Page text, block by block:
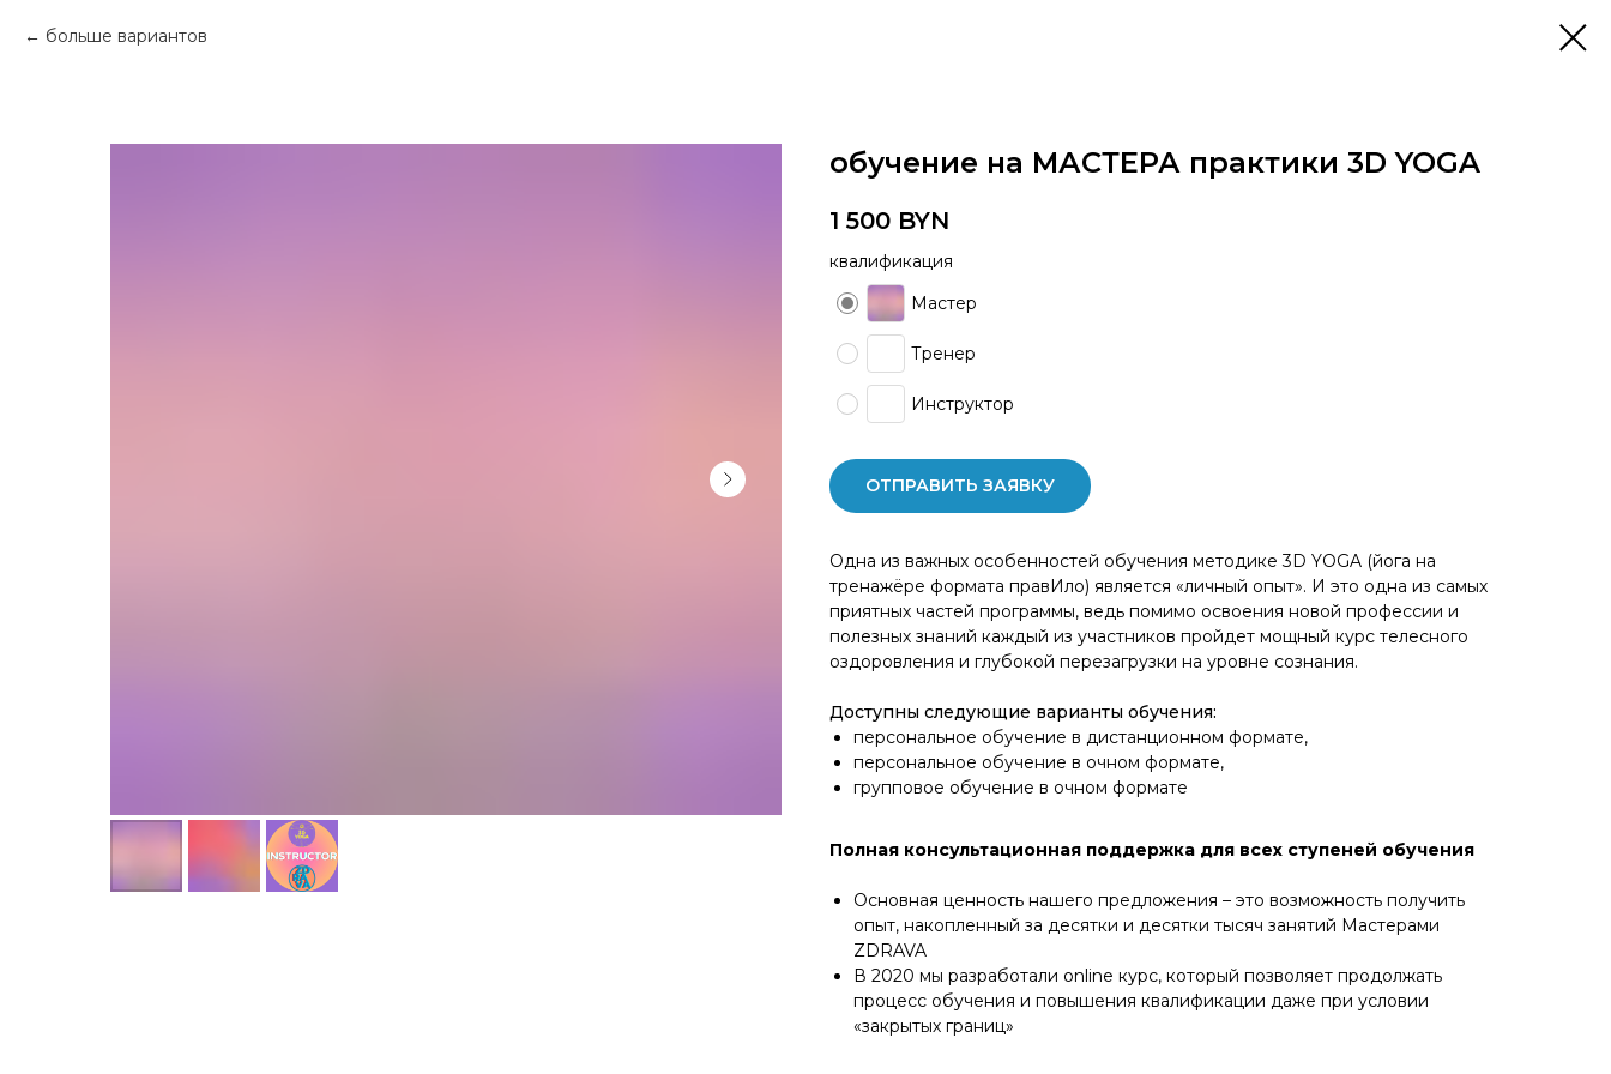
больше вариантов
обучение на МАСТЕРА практики 3D YOGA
1 500 BYN
квалификация
Мастер
Тренер
Инструктор
ОТПРАВИТЬ ЗАЯВКУ
Одна из важных особенностей обучения методике 3D YOGA (йога на
тренажёре формата правИло) является «личный опыт». И это одна из самых
приятных частей программы, ведь помимо освоения новой профессии и
полезных знаний каждый из участников пройдет мощный курс телесного
оздоровления и глубокой перезагрузки на уровне сознания.
Доступны следующие варианты обучения:
персональное обучение в дистанционном формате,
персональное обучение в очном формате,
групповое обучение в очном формате
Полная консультационная поддержка для всех ступеней обучения
Основная ценность нашего предложения – это возможность получить
опыт, накопленный за десятки и десятки тысяч занятий Мастерами
ZDRAVA
В 2020 мы разработали online курс, который позволяет продолжать
процесс обучения и повышения квалификации даже при условии
«закрытых границ»